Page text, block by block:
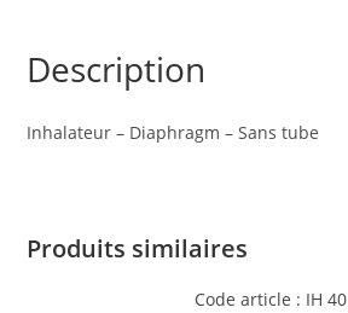
Description
Inhalateur – Diaphragm – Sans tube
Produits similaires
Code article : IH 40